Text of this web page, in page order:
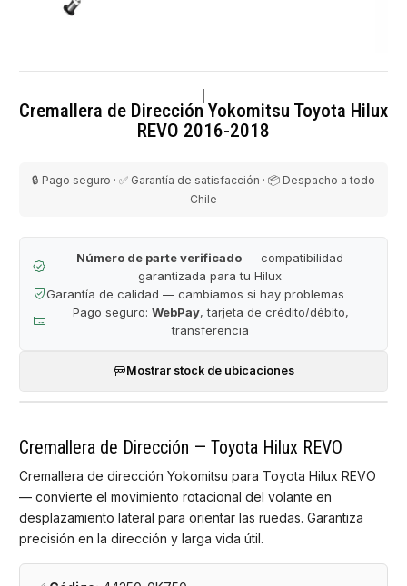
Cremallera de Dirección Yokomitsu Toyota Hilux
REVO 2016-2018
🔒 Pago seguro · ✅ Garantía de satisfacción · 📦 Despacho a todo
Chile
Número de parte verificado — compatibilidad
garantizada para tu Hilux
Garantía de calidad — cambiamos si hay problemas
Pago seguro: WebPay, tarjeta de crédito/débito,
transferencia
Mostrar stock de ubicaciones
Cremallera de Dirección — Toyota Hilux REVO
Cremallera de dirección Yokomitsu para Toyota Hilux REVO
— convierte el movimiento rotacional del volante en
desplazamiento lateral para orientar las ruedas. Garantiza
precisión en la dirección y larga vida útil.